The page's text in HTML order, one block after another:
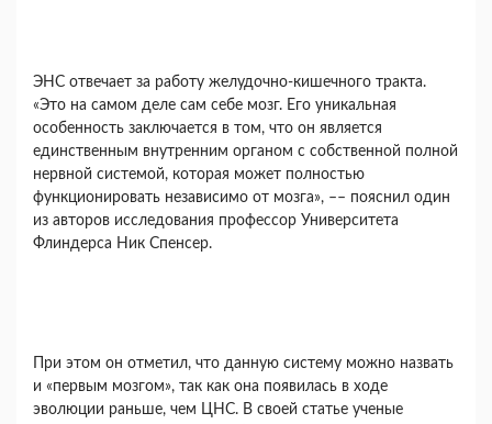
ЭНС отвечает за работу желудочно-кишечного тракта.
«Это на самом деле сам себе мозг. Его уникальная
особенность заключается в том, что он является
единственным внутренним органом с собственной полной
нервной системой, которая может полностью
функционировать независимо от мозга», –– пояснил один
из авторов исследования профессор Университета
Флиндерса Ник Спенсер.
При этом он отметил, что данную систему можно назвать
и «первым мозгом», так как она появилась в ходе
эволюции раньше, чем ЦНС. В своей статье ученые